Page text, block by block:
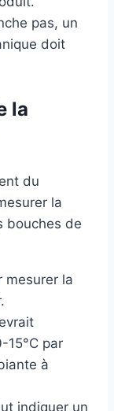
pas, un
doit
la
du
la
bouches de
mesurer la
15°C par
à
indiquer un